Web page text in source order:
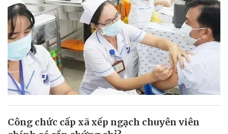
Công chức cấp xã xếp ngạch chuyên viên